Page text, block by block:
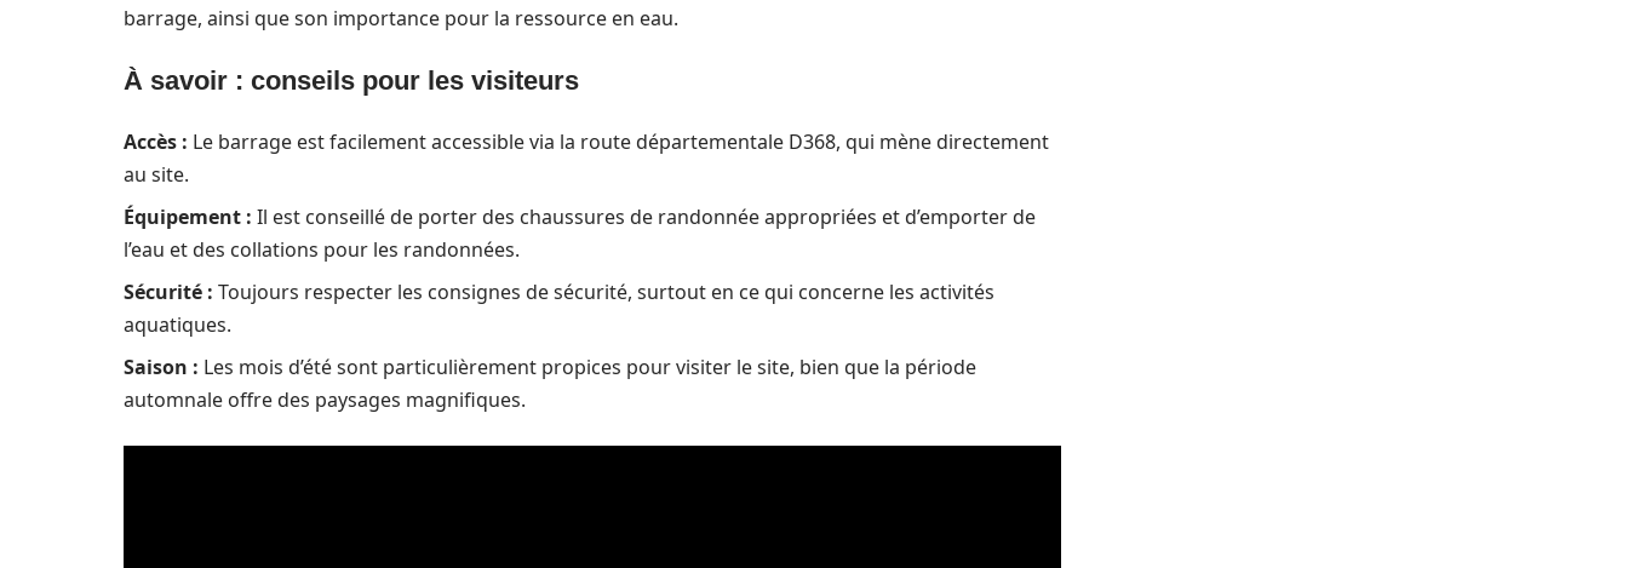
barrage, ainsi que son importance pour la ressource en eau.
À savoir : conseils pour les visiteurs
Accès : Le barrage est facilement accessible via la route départementale D368, qui mène directement
au site.
Équipement : Il est conseillé de porter des chaussures de randonnée appropriées et d’emporter de
l’eau et des collations pour les randonnées.
Sécurité : Toujours respecter les consignes de sécurité, surtout en ce qui concerne les activités
aquatiques.
Saison : Les mois d’été sont particulièrement propices pour visiter le site, bien que la période
automnale offre des paysages magnifiques.